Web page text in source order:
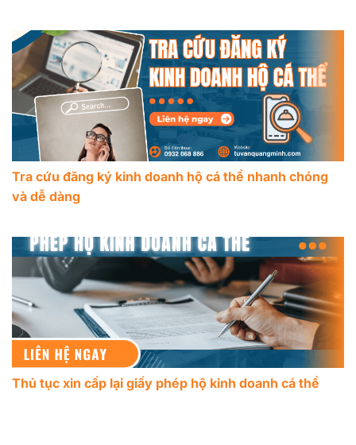
Tra cứu đăng ký kinh doanh hộ cá thể nhanh chóng
và dễ dàng
Thủ tục xin cấp lại giấy phép hộ kinh doanh cá thể